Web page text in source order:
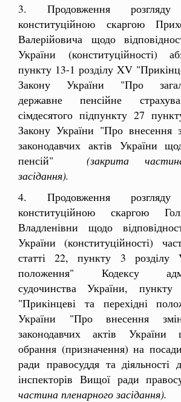
3. Продовження
конституційною скаргою
Валерійовича щодо
України (конституційності)
пункту 13-1 розділу XV
Закону України "Про
державне пенсійне
сімдесятого підпункту 27
Закону України "Про внесення
законодавчих актів України
пенсій" (закрита
засідання).
4. Продовження
конституційною скаргою
Владленівни щодо
України (конституційності)
статті 22, пункту 3 розділу
положення" Кодексу
судочинства України,
"Прикінцеві та перехідні
України "Про внесення
законодавчих актів
обрання (призначення) на
ради правосуддя та діяльності
інспекторів Вищої ради
частина пленарного засідання).